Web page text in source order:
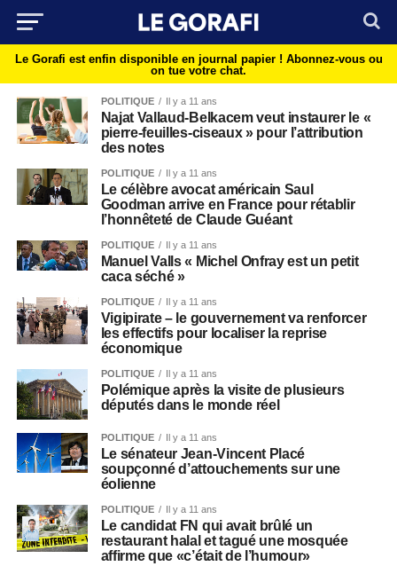
Le Gorafi est enfin disponible en journal papier ! Abonnez-vous ou
on tue votre chat.
POLITIQUE Il y a 11 ans
Najat Vallaud-Belkacem veut instaurer le «
pierre-feuilles-ciseaux » pour l’attribution
des notes
POLITIQUE Il y a 11 ans
Le célèbre avocat américain Saul
Goodman arrive en France pour rétablir
l’honnêteté de Claude Guéant
POLITIQUE Il y a 11 ans
Manuel Valls « Michel Onfray est un petit
caca séché »
POLITIQUE Il y a 11 ans
Vigipirate – le gouvernement va renforcer
les effectifs pour localiser la reprise
économique
POLITIQUE Il y a 11 ans
Polémique après la visite de plusieurs
députés dans le monde réel
POLITIQUE Il y a 11 ans
Le sénateur Jean-Vincent Placé
soupçonné d’attouchements sur une
éolienne
POLITIQUE Il y a 11 ans
Le candidat FN qui avait brûlé un
restaurant halal et tagué une mosquée
affirme que «c’était de l’humour»